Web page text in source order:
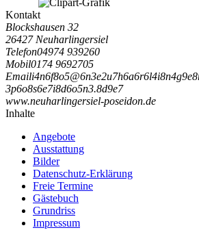
Kontakt
Blockshausen 32
26427 Neuharlingersiel
Telefon04974 939260
Mobil0174 9692705
Emaili4n6f8o5@6n3e2u7h6a6r6l4i8n4g9e8
3p6o8s6e7i8d6o5n3.8d9e7
www.neuharlingersiel-poseidon.de
Inhalte
Angebote
Ausstattung
Bilder
Datenschutz-Erklärung
Freie Termine
Gästebuch
Grundriss
Impressum